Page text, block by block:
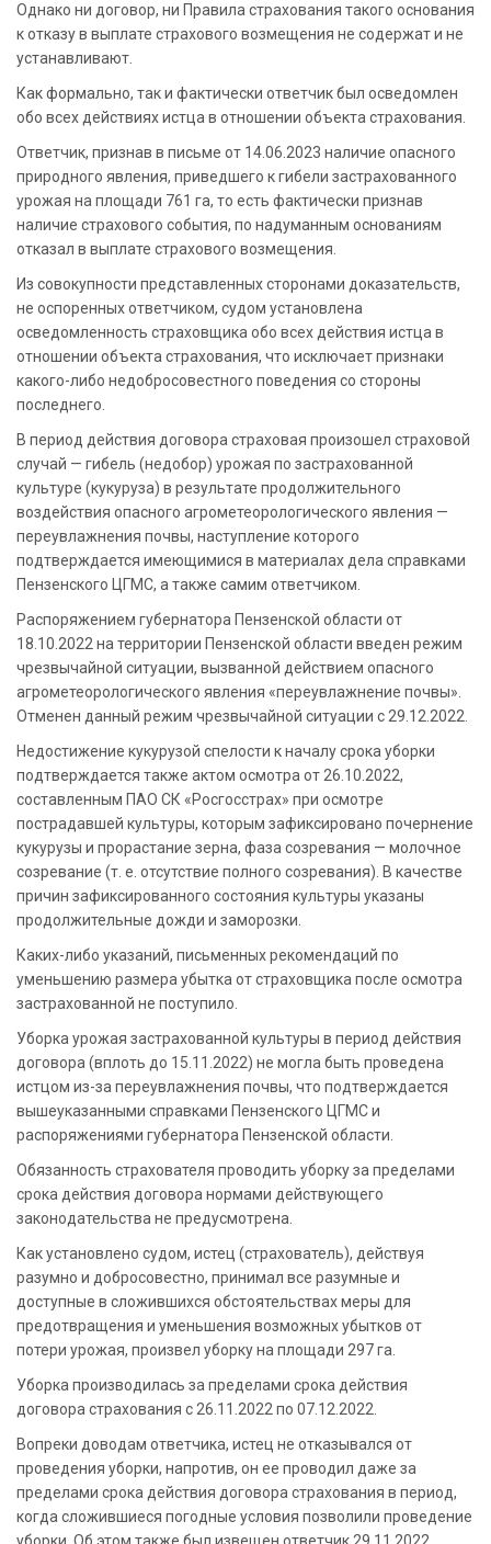
Однако ни договор, ни Правила страхования такого основания
к отказу в выплате страхового возмещения не содержат и не
устанавливают.
Как формально, так и фактически ответчик был осведомлен
обо всех действиях истца в отношении объекта страхования.
Ответчик, признав в письме от 14.06.2023 наличие опасного
природного явления, приведшего к гибели застрахованного
урожая на площади 761 га, то есть фактически признав
наличие страхового события, по надуманным основаниям
отказал в выплате страхового возмещения.
Из совокупности представленных сторонами доказательств,
не оспоренных ответчиком, судом установлена
осведомленность страховщика обо всех действия истца в
отношении объекта страхования, что исключает признаки
какого-либо недобросовестного поведения со стороны
последнего.
В период действия договора страховая произошел страховой
случай — гибель (недобор) урожая по застрахованной
культуре (кукуруза) в результате продолжительного
воздействия опасного агрометеорологического явления —
переувлажнения почвы, наступление которого
подтверждается имеющимися в материалах дела справками
Пензенского ЦГМС, а также самим ответчиком.
Распоряжением губернатора Пензенской области от
18.10.2022 на территории Пензенской области введен режим
чрезвычайной ситуации, вызванной действием опасного
агрометеорологического явления «переувлажнение почвы».
Отменен данный режим чрезвычайной ситуации с 29.12.2022.
Недостижение кукурузой спелости к началу срока уборки
подтверждается также актом осмотра от 26.10.2022,
составленным ПАО СК «Росгосстрах» при осмотре
пострадавшей культуры, которым зафиксировано почернение
кукурузы и прорастание зерна, фаза созревания — молочное
созревание (т. е. отсутствие полного созревания). В качестве
причин зафиксированного состояния культуры указаны
продолжительные дожди и заморозки.
Каких-либо указаний, письменных рекомендаций по
уменьшению размера убытка от страховщика после осмотра
застрахованной не поступило.
Уборка урожая застрахованной культуры в период действия
договора (вплоть до 15.11.2022) не могла быть проведена
истцом из-за переувлажнения почвы, что подтверждается
вышеуказанными справками Пензенского ЦГМС и
распоряжениями губернатора Пензенской области.
Обязанность страхователя проводить уборку за пределами
срока действия договора нормами действующего
законодательства не предусмотрена.
Как установлено судом, истец (страхователь), действуя
разумно и добросовестно, принимал все разумные и
доступные в сложившихся обстоятельствах меры для
предотвращения и уменьшения возможных убытков от
потери урожая, произвел уборку на площади 297 га.
Уборка производилась за пределами срока действия
договора страхования с 26.11.2022 по 07.12.2022.
Вопреки доводам ответчика, истец не отказывался от
проведения уборки, напротив, он ее проводил даже за
пределами срока действия договора страхования в период,
когда сложившиеся погодные условия позволили проведение